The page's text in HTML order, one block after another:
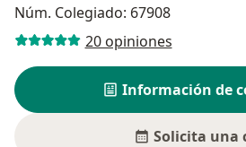
Núm. Colegiado: 67908
20 opiniones
Información de
Solicita una